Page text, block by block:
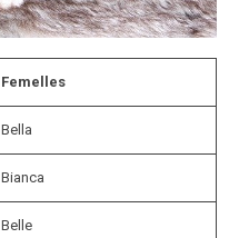
Femelles
Bella
Bianca
Belle